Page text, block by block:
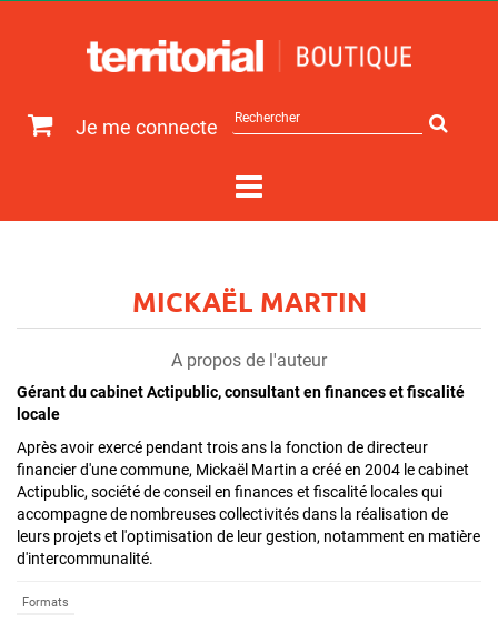
Je me connecte
sur
MICKAËL MARTIN
A propos de l'auteur
Gérant du cabinet Actipublic, consultant en finances et fiscalité
locale
Après avoir exercé pendant trois ans la fonction de directeur
financier d'une commune, Mickaël Martin a créé en 2004 le cabinet
Actipublic, société de conseil en finances et fiscalité locales qui
accompagne de nombreuses collectivités dans la réalisation de
leurs projets et l'optimisation de leur gestion, notamment en matière
d'intercommunalité.
Formats